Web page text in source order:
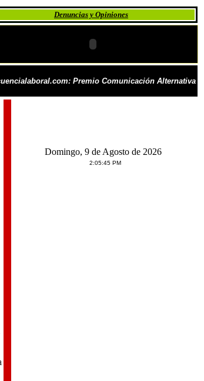
Denuncias y Opiniones
Premio Comunicación Alternativa
Domingo, 9 de Agosto de 2026
2:05:45 PM